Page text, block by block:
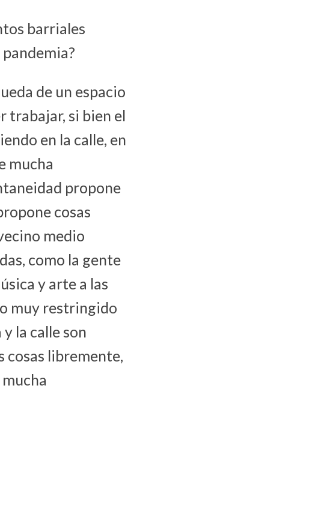
barriales
de un espacio
trabajar, si bien el
en la calle, en
mucha
propone
cosas
medio
como la gente
y arte a las
muy restringido
la calle son
cosas libremente,